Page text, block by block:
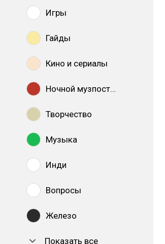
Игры
Гайды
Кино и сериалы
Ночной музпостинг
Творчество
Музыка
Инди
Вопросы
Железо
Показать все